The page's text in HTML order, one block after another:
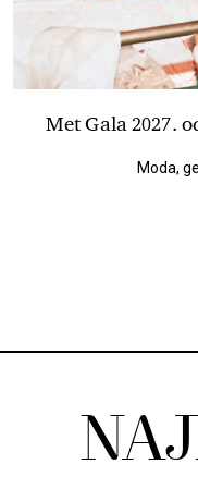
Met Gala 2027.
Moda,